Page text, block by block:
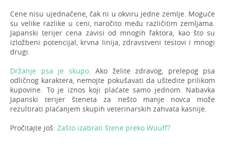
Cene nisu ujednačene, čak ni u okviru jedne zemlje. Moguće
su velike razlike u ceni, naročito među različitim zemljama.
Japanski terijer cena zavisi od mnogih faktora, kao što su
izložbeni potencijal, krvna linija, zdravstveni testovi i mnogi
drugi.
Držanje psa je skupo. Ako želite zdravog, prelepog psa
odličnog karaktera, nemojte pokušavati da uštedite prilikom
kupovine. To je iznos koji plaćate samo jednom. Nabavka
Japanski terijer šteneta za nešto manje novca može
rezultirati plaćanjem skupih veterinarskih zahvata kasnije.
Pročitajte još: Zašto izabrati štene preko Wuuff?